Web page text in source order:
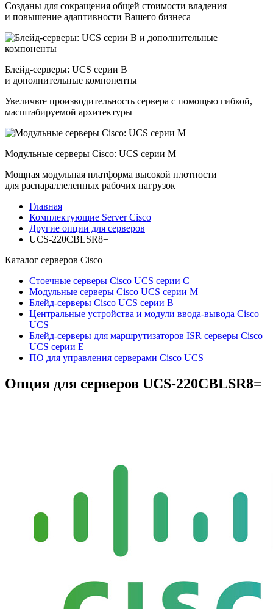
Созданы для сокращения общей стоимости владения
и повышение адаптивности Вашего бизнеса
Блейд-серверы: UCS серии B
и дополнительные компоненты
Увеличьте производительность сервера с помощью гибкой,
масштабируемой архитектуры
Модульные серверы Cisco: UCS серии M
Мощная модульная платформа высокой плотности
для распараллеленных рабочих нагрузок
Главная
Комплектующие Server Cisco
Другие опции для серверов
UCS-220CBLSR8=
Каталог серверов Cisco
Стоечные серверы Cisco UCS серии C
Модульные серверы Cisco UCS серии M
Блейд-серверы Cisco UCS серии B
Центральные устройства и модули ввода-вывода Cisco
UCS
Блейд-серверы для маршрутизаторов ISR серверы Cisco
UCS серии E
ПО для управления серверами Cisco UCS
Опция для серверов UCS-220CBLSR8=